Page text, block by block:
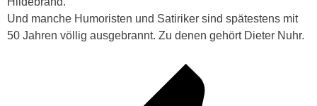
Und manche Humoristen und Satiriker sind spätestens mit
50 Jahren völlig ausgebrannt. Zu denen gehört Dieter Nuhr.